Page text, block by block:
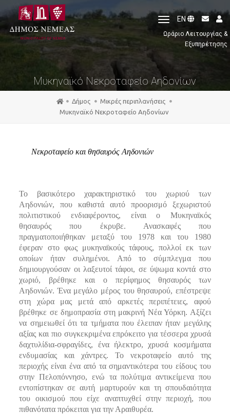
toggle
navigation
EN
Ωράριο Λειτουργίας &
Εξυπηρέτησης
Mυκηναϊκό Νεκροταφείο Αηδονίων
Δήμος
Μικρές περιπλανήσεις
Mυκηναϊκό Νεκροταφείο Αηδονίων
Νεκροταφείο και θησαυρός Αηδονιών
Το βασικότερο χαρακτηριστικό του χωριού των
Αηδονιών, που καθιστά αυτό προορισμό ξεχωριστού
πολιτιστικού ενδιαφέροντος, είναι ο Μυκηναϊκός
θησαυρός που έκρυβε. Ανασκαφές που
πραγματοποιήθηκαν μεταξύ του 1978 και του 1980
έφεραν στο φως μυκηναϊκούς τάφους, πολλοί εκ των
οποίων ήταν συλημένοι. Από το σύμπλεγμα που
δημιουργούσαν οι λαξευτοί τάφοι, σε ύψωμα κοντά στο
χωριό, βρέθηκε και ο περίφημος θησαυρός των
Αηδονιών. Ένα μεγάλο μέρος του θησαυρού, επέστρεψε
στη χώρα μας μετά από αρκετές περιπέτειες, αφού
βρέθηκε σε δημοπρασία στη μακρινή Νέα Υόρκη. Αξίζει
να σημειωθεί ότι τα τμήματα που έλειπαν ήταν μεγάλης
αξίας και πιο συγκεκριμένα επρόκειτο για τέσσερα χρυσά
δαχτυλίδια-σφραγίδες, ένα ήλεκτρο, χρυσά κοσμήματα
ενδυμασίας και χάντρες. Το νεκροταφείο αυτό της
περιοχής είναι ένα από τα σημαντικότερα του είδους του
στην Πελοπόννησο, ενώ τα πολύτιμα αντικείμενα που
εντοπίστηκαν σε αυτή μαρτυρούν και τη σπουδαιότητα
του οικισμού που είχε αναπτυχθεί στην περιοχή, που
πιθανότατα πρόκειται για την Αραιθυρέα.